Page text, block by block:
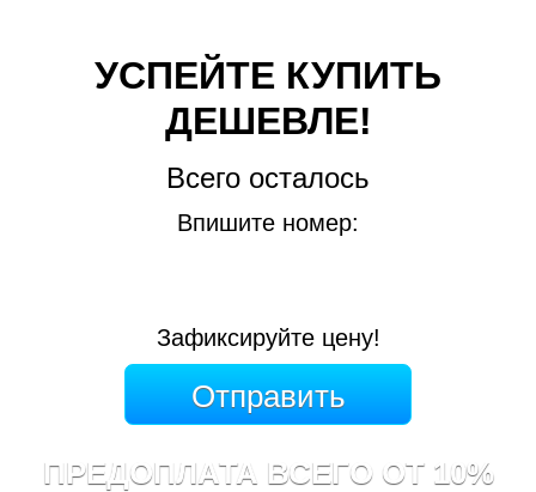
УСПЕЙТЕ КУПИТЬ
ДЕШЕВЛЕ!
Всего осталось
Впишите номер:
Зафиксируйте цену!
ПРЕДОПЛАТА ВСЕГО ОТ 10%